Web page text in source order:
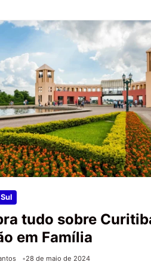
tudo sobre
em Família
28 de maio de 2024